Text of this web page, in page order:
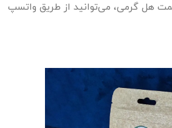
هل گرمی، می‌توانید از طریق واتسپ